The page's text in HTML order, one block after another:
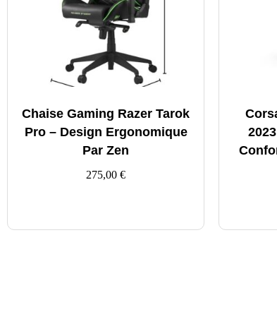
Chaise Gaming Razer Tarok
Pro – Design Ergonomique
Par Zen
275,00 €